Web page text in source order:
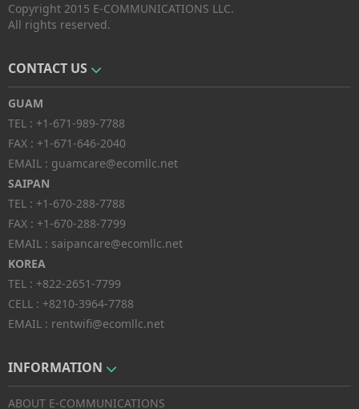
Copyright 2015 E-COMMUNICATIONS LLC.
All rights reserved.
CONTACT US
GUAM
TEL : +1-671-989-7788
FAX : +1-671-646-2040
EMAIL : guamcare@ecomllc.net
SAIPAN
TEL : +1-670-288-7788
FAX : +1-670-288-7799
EMAIL : saipancare@ecomllc.net
KOREA
TEL : +822-2651-7799
CELL : +8210-3964-7788
EMAIL : rentwifi@ecomllc.net
INFORMATION
ABOUT E-COMMUNICATIONS